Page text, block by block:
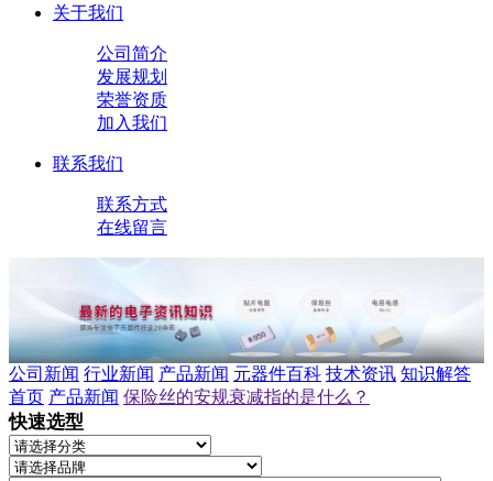
关于我们
公司简介
发展规划
荣誉资质
加入我们
联系我们
联系方式
在线留言
公司新闻 行业新闻 产品新闻 元器件百科 技术资讯 知识解答
首页 产品新闻 保险丝的安规衰减指的是什么？
快速选型